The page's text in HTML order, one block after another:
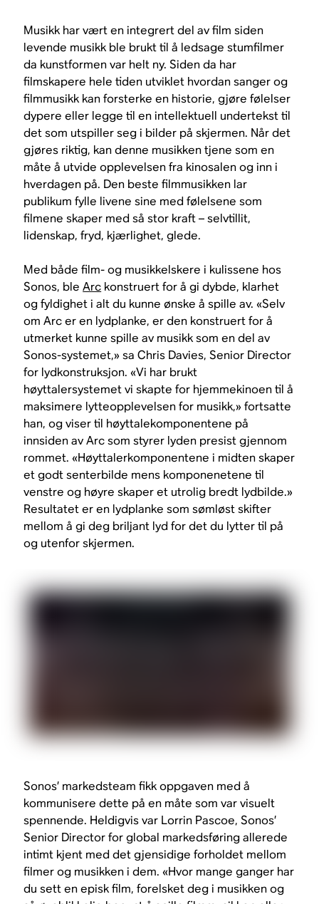
Musikk har vært en integrert del av film siden
levende musikk ble brukt til å ledsage stumfilmer
da kunstformen var helt ny. Siden da har
filmskapere hele tiden utviklet hvordan sanger og
filmmusikk kan forsterke en historie, gjøre følelser
dypere eller legge til en intellektuell undertekst til
det som utspiller seg i bilder på skjermen. Når det
gjøres riktig, kan denne musikken tjene som en
måte å utvide opplevelsen fra kinosalen og inn i
hverdagen på. Den beste filmmusikken lar
publikum fylle livene sine med følelsene som
filmene skaper med så stor kraft – selvtillit,
lidenskap, fryd, kjærlighet, glede.
Med både film- og musikkelskere i kulissene hos
Sonos, bleArc konstruert for å gi dybde, klarhet
og fyldighet i alt du kunne ønske å spille av. «Selv
om Arc er en lydplanke, er den konstruert for å
utmerket kunne spille av musikk som en del av
Sonos-systemet,» sa Chris Davies, Senior Director
for lydkonstruksjon. «Vi har brukt
høyttalersystemet vi skapte for hjemmekinoen til å
maksimere lytteopplevelsen for musikk,» fortsatte
han, og viser til høyttalekomponentene på
innsiden av Arc som styrer lyden presist gjennom
rommet. «Høyttalerkomponentene i midten skaper
et godt senterbilde mens komponenetene til
venstre og høyre skaper et utrolig bredt lydbilde.»
Resultatet er en lydplanke som sømløst skifter
mellom å gi deg briljant lyd for det du lytter til på
og utenfor skjermen.
Sonos’ markedsteam fikk oppgaven med å
kommunisere dette på en måte som var visuelt
spennende. Heldigvis var Lorrin Pascoe, Sonos’
Senior Director for global markedsføring allerede
intimt kjent med det gjensidige forholdet mellom
filmer og musikken i dem. «Hvor mange ganger har
du sett en episk film, forelsket deg i musikken og